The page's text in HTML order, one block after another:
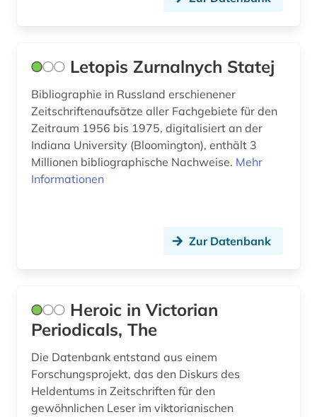
wissenschaftliche zeitschrift (3)
zeitschriftenaufsatz (6)
zeitschriftenaufsätze (2)
zeitungsindex (3)
österreich (1)
Letopis Zurnalnych Statej
Bibliographie in Russland erschienener
Zeitschriftenaufsätze aller Fachgebiete für den
Zeitraum 1956 bis 1975, digitalisiert an der
Indiana University (Bloomington), enthält 3
Millionen bibliographische Nachweise. Mehr
Informationen
Zur Datenbank
Heroic in Victorian
Periodicals, The
Die Datenbank entstand aus einem
Forschungsprojekt, das den Diskurs des
Heldentums in Zeitschriften für den
gewöhnlichen Leser im viktorianischen